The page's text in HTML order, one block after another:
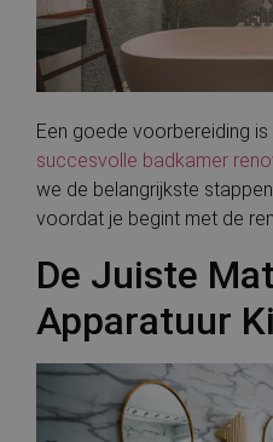
Een goede voorbereiding is
succesvolle badkamer
we de belangrijkste
voordat je begint met de
De Juiste
Apparatuur